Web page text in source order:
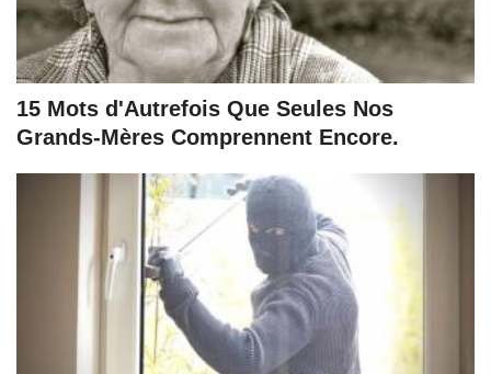
15 Mots d'Autrefois Que Seules Nos
Grands-Mères Comprennent Encore.